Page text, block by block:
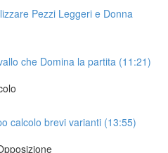
Pezzi Leggeri e Donna
che Domina la partita (11:21)
calcolo brevi varianti (13:55)